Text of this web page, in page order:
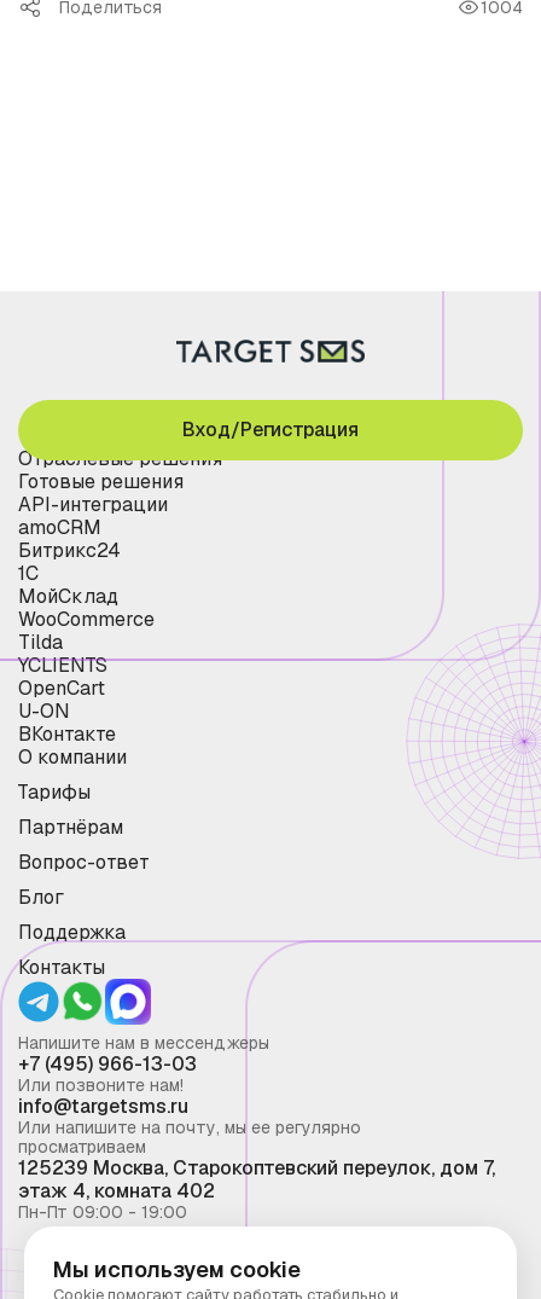
Поделиться 1004
Отраслевые решения
Готовые решения
API-интеграции
amoCRM
Битрикс24
1С
МойСклад
WooCommerce
Tilda
YCLIENTS
OpenCart
U-ON
ВКонтакте
О компании
Тарифы
Партнёрам
Вопрос-ответ
Блог
Поддержка
Контакты
Вход/Регистрация
Напишите нам в мессенджеры
+7 (495) 966-13-03
Или позвоните нам!
info@targetsms.ru
Или напишите на почту, мы ее регулярно
просматриваем
125239 Москва, Старокоптевский переулок, дом 7,
этаж 4, комната 402
Пн-Пт 09:00 - 19:00
Смс рассылка 2026 ©
Мы используем cookie
Cookie помогают сайту работать стабильно и